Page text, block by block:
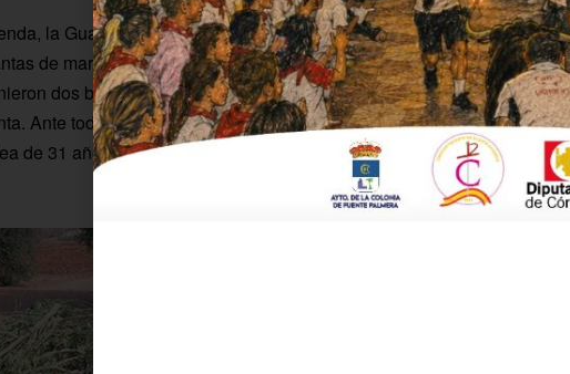
la Guardia Civil localizó una habitación, dispuesta como secadero,
de marihuana en proceso de secado; asimismo en otra de las
dos básculas digitales y una bolsa conteniendo cogollos de
Ante todos estos hallazgos se procedió a la detención del morador
de 31 años de edad, conocido por sus amplios antecedentes